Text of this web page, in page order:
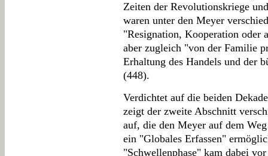
Zeiten der Revolutionskriege
waren unter den Meyer
"Resignation, Kooperation oder
aber zugleich "von der Familie
Erhaltung des Handels und der
(448).
Verdichtet auf die beiden
zeigt der zweite Abschnitt
auf, die den Meyer auf dem
ein "Globales Erfassen"
"Schwellenphase" kam dabei